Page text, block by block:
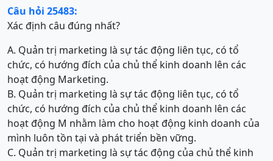
Câu hỏi 25483:
Xác định câu đúng nhất?
A. Quản trị marketing là sự tác động liên tục, có tổ
chức, có hướng đích của chủ thể kinh doanh lên các
hoạt động Marketing.
B. Quản trị marketing là sự tác động liên tục, có tổ
chức, có hướng đích của chủ thể kinh doanh lên các
hoạt động M nhằm làm cho hoạt động kinh doanh của
mình luôn tồn tại và phát triển bền vững.
C. Quản trị marketing là sự tác động của chủ thể kinh